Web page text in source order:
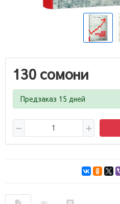
130 сомони
Предзаказ 15 дней